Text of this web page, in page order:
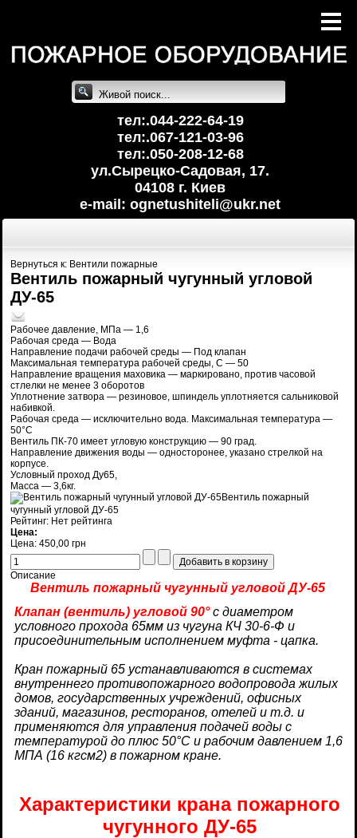
тел:.044-222-64-19
тел:.067-121-03-96
тел:.050-208-12-68
ул.Сырецко-Cадовая, 17.
04108 г. Киев
e-mail: ognetushiteli@ukr.net
Вернуться к: Вентили пожарные
Вентиль пожарный чугунный угловой
ДУ-65
Рабочее давление, МПа — 1,6
Рабочая среда — Вода
Направление подачи рабочей среды — Под клапан
Максимальная температура рабочей среды, C — 50
Направление вращения маховика — маркировано, против часовой
стлелки не менее 3 оборотов
Уплотнение затвора — резиновое, шпиндель уплотняется сальниковой
набивкой.
Рабочая среда — исключительно вода. Максимальная температура —
50°С
Вентиль ПК-70 имеет угловую конструкцию — 90 град.
Направление движения воды — односторонее, указано стрелкой на
корпусе.
Условный проход Ду65,
Масса — 3,6кг.
Вентиль пожарный
чугунный угловой ДУ-65
Рейтинг: Нет рейтинга
Цена:
Цена: 450,00 грн
Описание
Вентиль пожарный чугунный угловой ДУ-65
Клапан (вентиль) угловой 90°с диаметром
условного прохода 65мм из чугуна КЧ 30-6-Ф и
присоединительным исполнением муфта - цапка.
Кран пожарный 65 устанавливаются в системах
внутреннего противопожарного водопровода жилых
домов, государственных учреждений, офисных
зданий, магазинов, ресторанов, отелей и т.д. и
применяются для управления подачей воды с
температурой до плюс 50°C и рабочим давлением 1,6
МПА (16 кгсм2) в пожарном кране.
Характеристики крана пожарного
чугунного ДУ-65